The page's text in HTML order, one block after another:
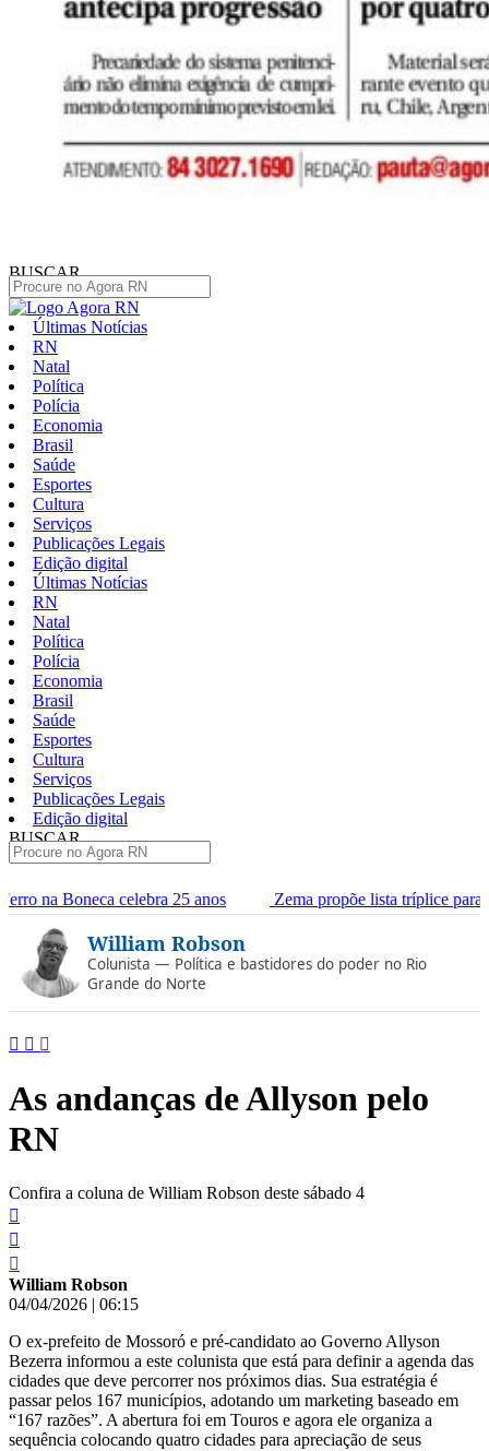
BUSCAR
Últimas Notícias
RN
Natal
Política
Polícia
Economia
Brasil
Saúde
Esportes
Cultura
Serviços
Publicações Legais
Edição digital
Últimas Notícias
RN
Natal
Política
Polícia
Economia
Brasil
Saúde
Esportes
Cultura
Serviços
Publicações Legais
Edição digital
BUSCAR
anos
Zema propõe lista tríplice para escolha dos ministros
conteúdo
William Robson
Colunista — Política e bastidores do poder no Rio
Grande do Norte
As andanças de Allyson pelo
RN
Confira a coluna de William Robson deste sábado 4
William Robson
04/04/2026 | 06:15
O ex-prefeito de Mossoró e pré-candidato ao Governo Allyson
Bezerra informou a este colunista que está para definir a agenda das
cidades que deve percorrer nos próximos dias. Sua estratégia é
passar pelos 167 municípios, adotando um marketing baseado em
“167 razões”. A abertura foi em Touros e agora ele organiza a
sequência colocando quatro cidades para apreciação de seus